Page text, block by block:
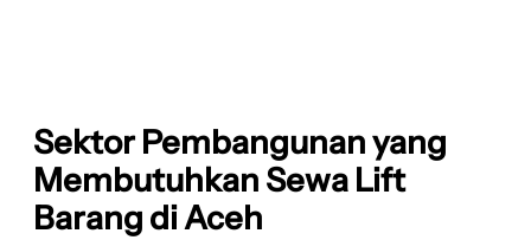
Sektor Pembangunan yang
Membutuhkan Sewa Lift
Barang di Aceh